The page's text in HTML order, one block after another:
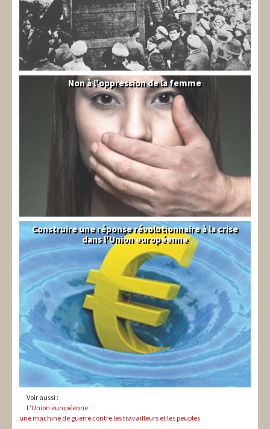
Syrie
Non à l'oppression de la femme
Syndical
Construire une réponse révolutionnaire à la crise
dans l'Union européenne
Voir aussi :
L'Union européenne :
une machine de guerre contre les travailleurs et les peuples